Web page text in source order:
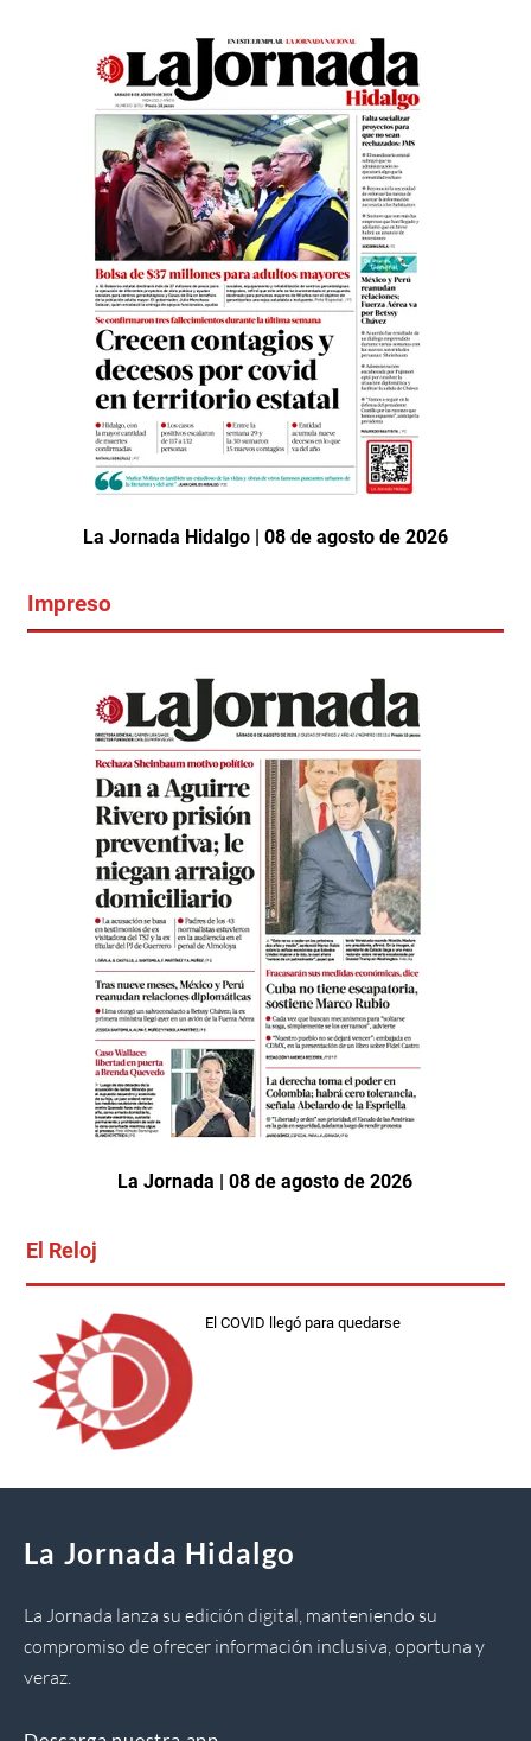
La Jornada Hidalgo | 08 de agosto de 2026
Impreso
La Jornada | 08 de agosto de 2026
El Reloj
El COVID llegó para quedarse
La Jornada Hidalgo
La Jornada lanza su edición digital, manteniendo su
compromiso de ofrecer información inclusiva, oportuna y
veraz.